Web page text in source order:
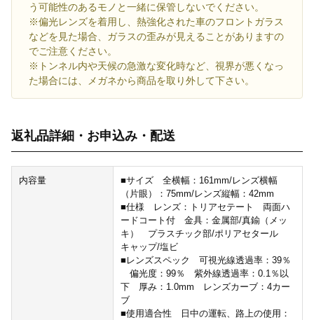
う可能性のあるモノと一緒に保管しないでください。
※偏光レンズを着用し、熱強化された車のフロントガラス
などを見た場合、ガラスの歪みが見えることがありますの
でご注意ください。
※トンネル内や天候の急激な変化時など、視界が悪くなっ
た場合には、メガネから商品を取り外して下さい。
返礼品詳細・お申込み・配送
内容量
■サイズ 全横幅：161mm/レンズ横幅
（片眼）：75mm/レンズ縦幅：42mm
■仕様 レンズ：トリアセテート 両面ハ
ードコート付 金具：金属部/真鍮（メッ
キ） プラスチック部/ポリアセタール
キャップ/塩ビ
■レンズスペック 可視光線透過率：39％
偏光度：99％ 紫外線透過率：0.1％以
下 厚み：1.0mm レンズカーブ：4カー
ブ
■使用適合性 日中の運転、路上の使用：